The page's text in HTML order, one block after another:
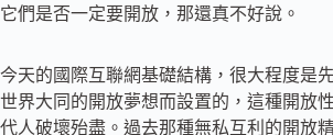
它們是否一定要開放，那還真不好說。
今天的國際互聯網基礎結構，很大程度是
世界大同的開放夢想而設置的，這種開放
代人破壞殆盡。過去那種無私互利的開放